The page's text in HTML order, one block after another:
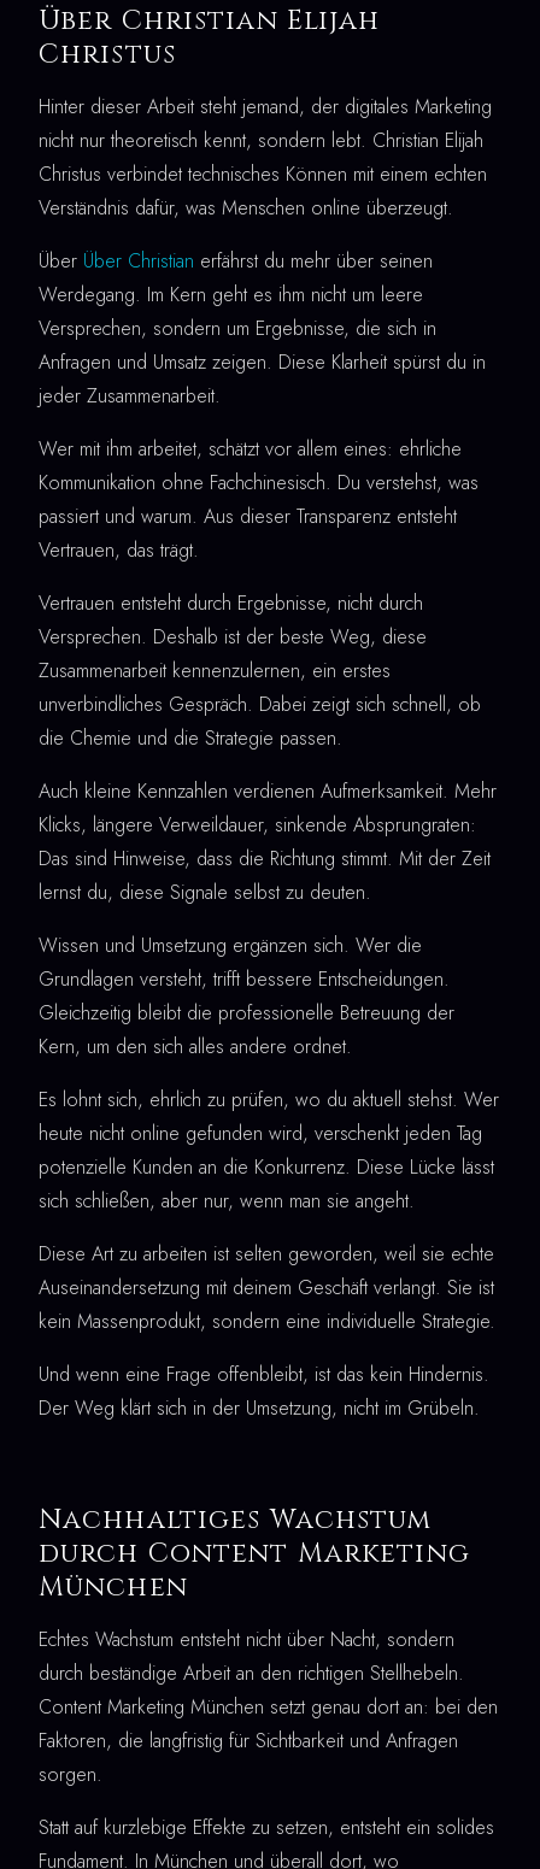
Über Christian Elijah
Christus
Hinter dieser Arbeit steht jemand, der digitales Marketing
nicht nur theoretisch kennt, sondern lebt. Christian Elijah
Christus verbindet technisches Können mit einem echten
Verständnis dafür, was Menschen online überzeugt.
Über Über Christian erfährst du mehr über seinen
Werdegang. Im Kern geht es ihm nicht um leere
Versprechen, sondern um Ergebnisse, die sich in
Anfragen und Umsatz zeigen. Diese Klarheit spürst du in
jeder Zusammenarbeit.
Wer mit ihm arbeitet, schätzt vor allem eines: ehrliche
Kommunikation ohne Fachchinesisch. Du verstehst, was
passiert und warum. Aus dieser Transparenz entsteht
Vertrauen, das trägt.
Vertrauen entsteht durch Ergebnisse, nicht durch
Versprechen. Deshalb ist der beste Weg, diese
Zusammenarbeit kennenzulernen, ein erstes
unverbindliches Gespräch. Dabei zeigt sich schnell, ob
die Chemie und die Strategie passen.
Auch kleine Kennzahlen verdienen Aufmerksamkeit. Mehr
Klicks, längere Verweildauer, sinkende Absprungraten:
Das sind Hinweise, dass die Richtung stimmt. Mit der Zeit
lernst du, diese Signale selbst zu deuten.
Wissen und Umsetzung ergänzen sich. Wer die
Grundlagen versteht, trifft bessere Entscheidungen.
Gleichzeitig bleibt die professionelle Betreuung der
Kern, um den sich alles andere ordnet.
Es lohnt sich, ehrlich zu prüfen, wo du aktuell stehst. Wer
heute nicht online gefunden wird, verschenkt jeden Tag
potenzielle Kunden an die Konkurrenz. Diese Lücke lässt
sich schließen, aber nur, wenn man sie angeht.
Diese Art zu arbeiten ist selten geworden, weil sie echte
Auseinandersetzung mit deinem Geschäft verlangt. Sie ist
kein Massenprodukt, sondern eine individuelle Strategie.
Und wenn eine Frage offenbleibt, ist das kein Hindernis.
Der Weg klärt sich in der Umsetzung, nicht im Grübeln.
Nachhaltiges Wachstum
durch Content Marketing
München
Echtes Wachstum entsteht nicht über Nacht, sondern
durch beständige Arbeit an den richtigen Stellhebeln.
Content Marketing München setzt genau dort an: bei den
Faktoren, die langfristig für Sichtbarkeit und Anfragen
sorgen.
Statt auf kurzlebige Effekte zu setzen, entsteht ein solides
Fundament. In München und überall dort, wo